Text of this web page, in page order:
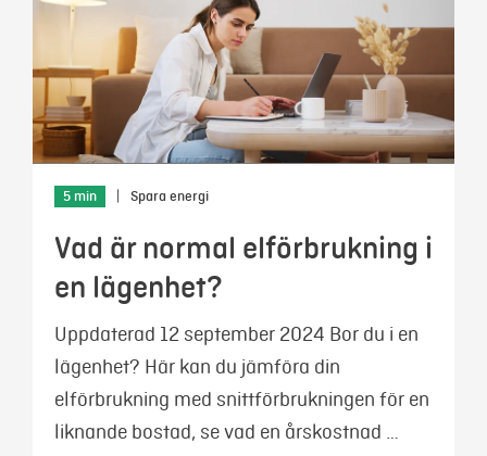
5 min Spara energi
Vad är normal elförbrukning i
en lägenhet?
Uppdaterad 12 september 2024 Bor du i en
lägenhet? Här kan du jämföra din
elförbrukning med snittförbrukningen för en
liknande bostad, se vad en årskostnad …